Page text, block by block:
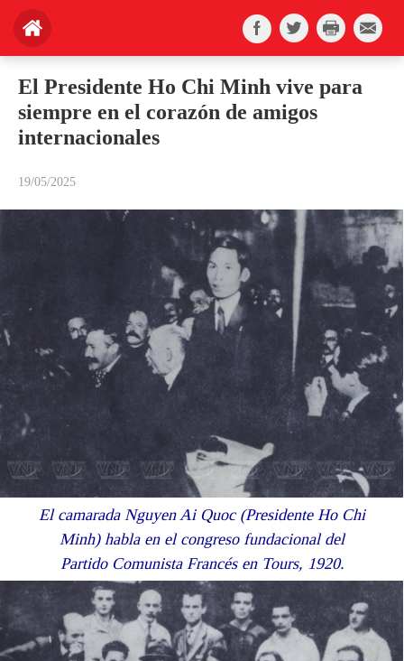
El Presidente Ho Chi Minh vive para
siempre en el corazón de amigos
internacionales
19/05/2025
El camarada Nguyen Ai Quoc (Presidente Ho Chi
Minh) habla en el congreso fundacional del
Partido Comunista Francés en Tours, 1920.